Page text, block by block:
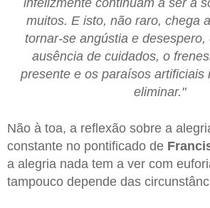
muitos. E isto, não raro, chega
tornar-se angústia e
ausência de cuidados, o
presente e os paraísos artificiais
eliminar."
Não à toa, a reflexão sobre a
constante no pontificado de
a alegria nada tem a ver com
tampouco depende das